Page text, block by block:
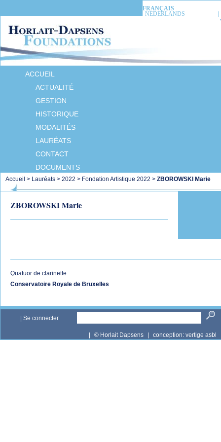
FRANÇAIS
NEDERLANDS
ACCUEIL
ACTUALITÉ
GESTION
HISTORIQUE
MODALITÉS
LAURÉATS
CONTACT
DOCUMENTS
Accueil > Lauréats > 2022 > Fondation Artistique 2022 > ZBOROWSKI Marie
ZBOROWSKI Marie
Quatuor de clarinette
Conservatoire Royale de Bruxelles
Se connecter
© Horlait Dapsens conception: vertige asbl